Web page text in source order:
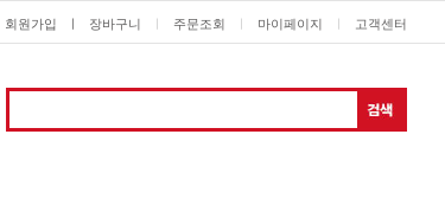
회원가입 ㅣ 장바구니 주문조회 마이페이지 고객센터